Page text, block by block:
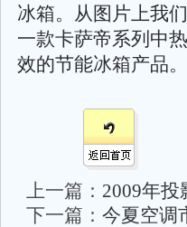
冰箱。从图片上我
一款卡萨帝系列中
效的节能冰箱产品。
上一篇： 2009年投
下一篇： 今夏空调